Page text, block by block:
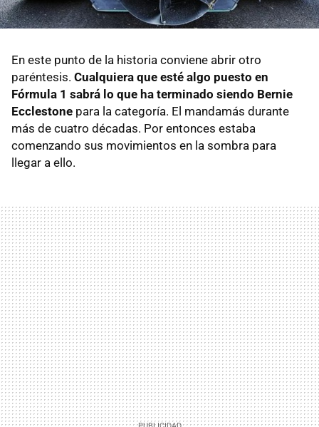
En este punto de la historia conviene abrir otro
paréntesis. Cualquiera que esté algo puesto en
Fórmula 1 sabrá lo que ha terminado siendo Bernie
Ecclestone para la categoría. El mandamás durante
más de cuatro décadas. Por entonces estaba
comenzando sus movimientos en la sombra para
llegar a ello.